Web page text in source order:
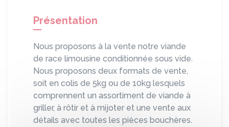
Présentation
Nous proposons à la vente notre viande
de race limousine conditionnée sous vide.
Nous proposons deux formats de vente,
soit en colis de 5kg ou de 10kg lesquels
comprennent un assortiment de viande à
griller, à rôtir et à mijoter et une vente aux
détails avec toutes les pièces bouchères.